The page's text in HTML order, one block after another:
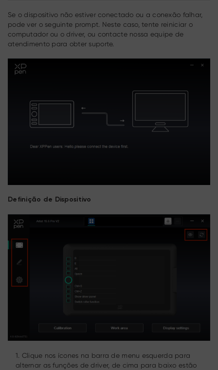
Se o dispositivo não estiver conectado ou a conexão falhar,
pode ver o seguinte prompt. Neste caso, tente reiniciar o
computador ou o driver, ou contacte nossa equipe de
atendimento para obter suporte.
Definição de Dispositivo
1. Clique nos ícones na barra de menu esquerda para
alternar as funções de driver, de cima para baixo estão